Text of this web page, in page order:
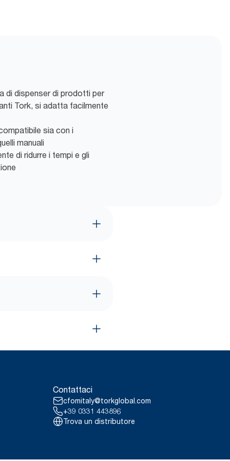
di dispenser di prodotti per
Tork, si adatta facilmente
sia con i
manuali
di ridurre i tempi e gli
Contattaci
cfomitaly@torkglobal.com
+39 0331 443896
Trova un distributore